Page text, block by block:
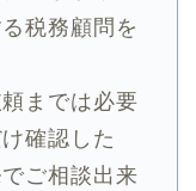
税務顧問を
までは必要
確認した
ご相談出来